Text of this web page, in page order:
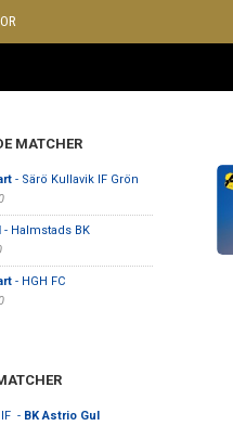
MATCHER
- Särö Kullavik IF Grön
- Halmstads BK
- HGH FC
- BK Astrio Gul